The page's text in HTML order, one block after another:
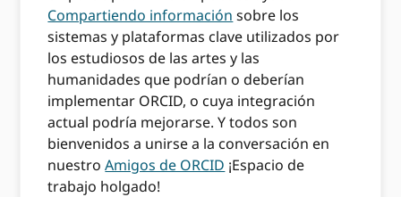
Compartiendo información sobre los
sistemas y plataformas clave utilizados por
los estudiosos de las artes y las
humanidades que podrían o deberían
implementar ORCID, o cuya integración
actual podría mejorarse. Y todos son
bienvenidos a unirse a la conversación en
nuestroAmigos de ORCID ¡Espacio de
trabajo holgado!